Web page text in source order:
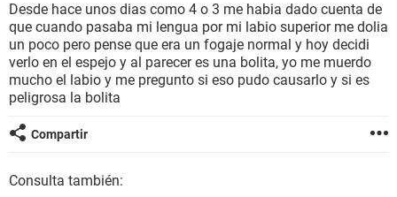
BIENESTAR
SEXUALIDAD
GLOSARIO
Desde hace unos dias como 4 o 3 me habia dado cuenta de
que cuando pasaba mi lengua por mi labio superior me dolia
un poco pero pense que era un fogaje normal y hoy decidi
verlo en el espejo y al parecer es una bolita, yo me muerdo
mucho el labio y me pregunto si eso pudo causarlo y si es
peligrosa la bolita
Compartir
Consulta también: